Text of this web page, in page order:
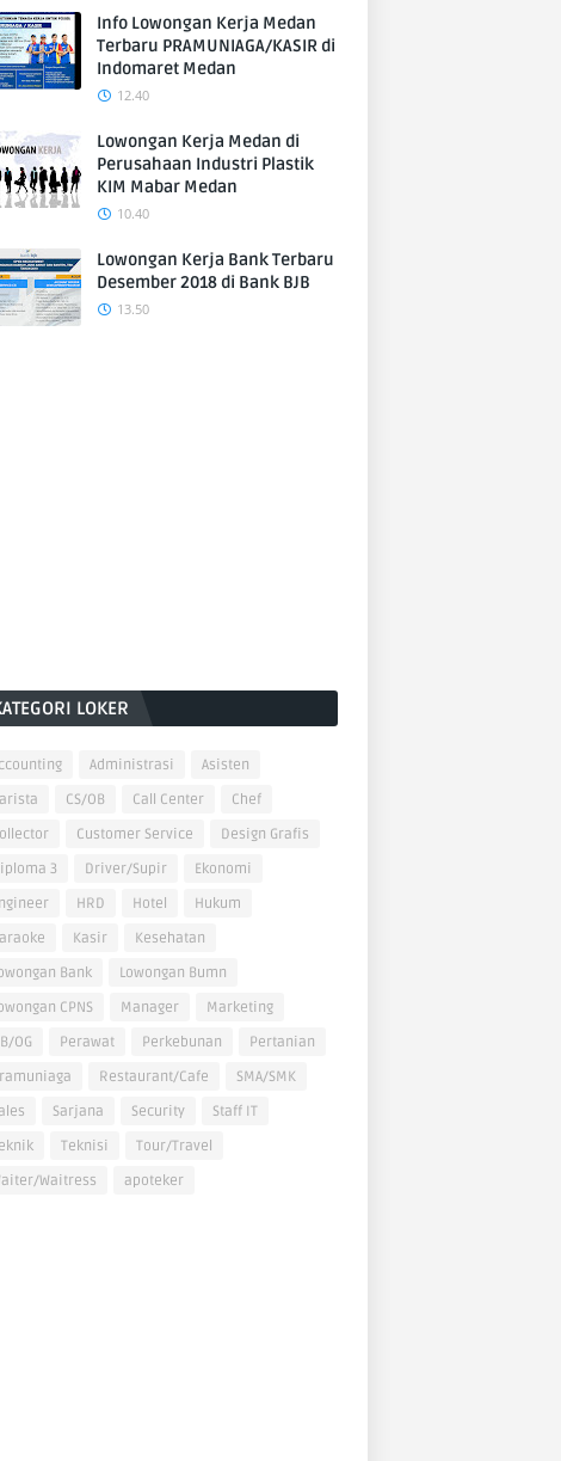
Info Lowongan Kerja Medan
Terbaru PRAMUNIAGA/KASIR di
Indomaret Medan
12.40
Lowongan Kerja Medan di
Perusahaan Industri Plastik
KIM Mabar Medan
10.40
Lowongan Kerja Bank Terbaru
Desember 2018 di Bank BJB
13.50
LOKER
Administrasi
Asisten
CS/OB Call Center
Chef
Customer Service
Design Grafis
3
Driver/Supir
Ekonomi
HRD Hotel
Hukum
Kasir
Kesehatan
Bank
Lowongan Bumn
CPNS
Manager
Marketing
OG
Perawat Perkebunan
Pertanian
Restaurant/Cafe
SMA/SMK
Sarjana Security
Staff IT
Teknisi
Tour/Travel
Waitress
apoteker